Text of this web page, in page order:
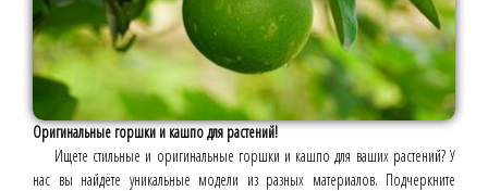
Оригинальные горшки и кашпо для растений!
Ищете стильные и оригинальные горшки и кашпо для ваших растений? У
нас вы найдёте уникальные модели из разных материалов. Подчеркните